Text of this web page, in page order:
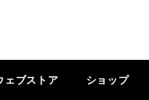
ェブストア ショップ